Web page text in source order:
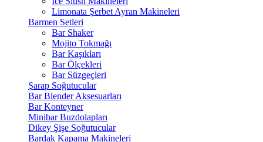
Limonata Şerbet Ayran Makineleri
Barmen Setleri
Bar Shaker
Mojito Tokmağı
Bar Kaşıkları
Bar Ölçekleri
Bar Süzgeçleri
Şarap Soğutucular
Bar Blender Aksesuarları
Bar Konteyner
Minibar Buzdolapları
Dikey Şişe Soğutucular
Bardak Kapama Makineleri